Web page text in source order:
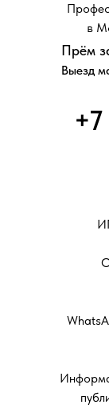
в
Прём
Выезд